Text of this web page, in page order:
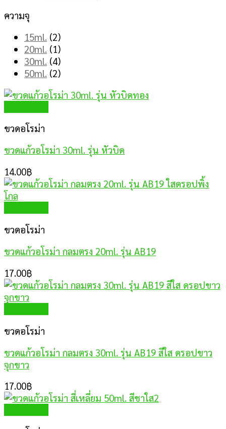
ความจุ
15ml. (2)
20ml. (1)
30ml. (4)
50ml. (2)
ขวดอโรม่า
ขวดแก้วอโรม่า 30ml. รุ่น หัวบิด
14.00฿
ขวดอโรม่า
ขวดแก้วอโรม่า กลมตรง 20ml. รุ่น AB19
17.00฿
ขวดอโรม่า
ขวดแก้วอโรม่า กลมตรง 30ml. รุ่น AB19 สีใส ดรอปขาว
จุกขาว
17.00฿